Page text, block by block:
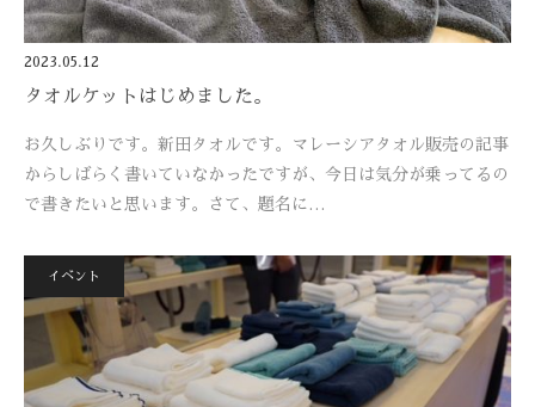
2023.05.12
タオルケットはじめました。
お久しぶりです。新田タオルです。マレーシアタオル販売の記事
からしばらく書いていなかったですが、今日は気分が乗ってるの
で書きたいと思います。さて、題名に…
イベント